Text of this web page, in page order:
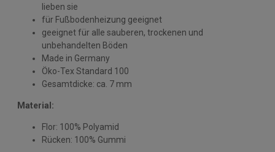
lieben sie
für Fußbodenheizung geeignet
geeignet für alle sauberen, trockenen und
unbehandelten Böden
Made in Germany
Öko-Tex Standard 100
Gesamtdicke: ca. 7 mm
Material:
Flor: 100% Polyamid
Rücken: 100% Gummi